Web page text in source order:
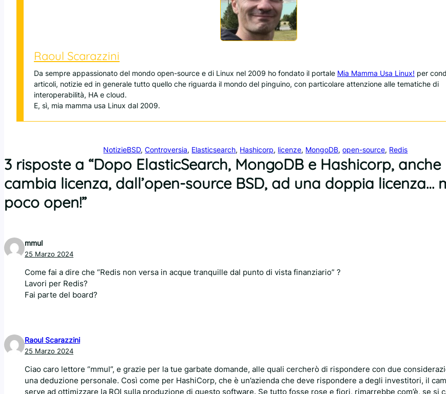
Raoul Scarazzini
Da sempre appassionato del mondo open-source e di Linux nel 2009 ho fondato il portale Mia Mamma Usa Linux! per
articoli, notizie ed in generale tutto quello che riguarda il mondo del pinguino, con particolare attenzione alle tematiche di
interoperabilità, HA e cloud.
E, sì, mia mamma usa Linux dal 2009.
NotizieBSD, Controversia, Elasticsearch, Hashicorp, licenze, MongoDB, open-source, Redis
3 risposte a “Dopo ElasticSearch, MongoDB e Hashicorp, anche
cambia licenza, dall’open-source BSD, ad una doppia licenza…
poco open!”
mmul
25 Marzo 2024
Come fai a dire che “Redis non versa in acque tranquille dal punto di vista finanziario” ?
Lavori per Redis?
Fai parte del board?
Raoul Scarazzini
25 Marzo 2024
Ciao caro lettore “mmul”, e grazie per la tue garbate domande, alle quali cercherò di rispondere con due
una deduzione personale. Così come per HashiCorp, che è un’azienda che deve rispondere a degli investitori, il
serve ad ottimizzare la ROI sulla produzione di questo software. Se tutto fosse rose e fiori, rimarrebbe com’è, se si